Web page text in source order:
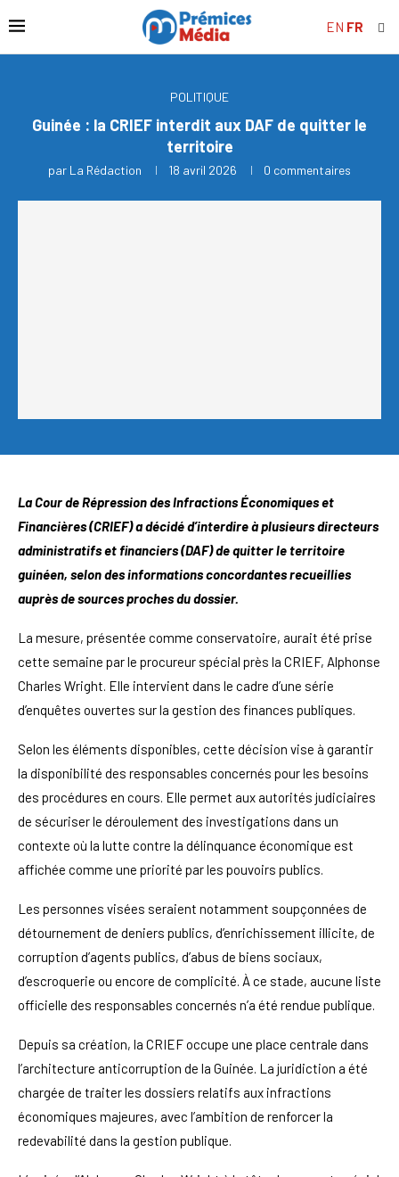
EN FR
POLITIQUE
Guinée : la CRIEF interdit aux DAF de quitter le
territoire
par La Rédaction 18 avril 2026 0 commentaires
La Cour de Répression des Infractions Économiques et
Financières (CRIEF) a décidé d’interdire à plusieurs directeurs
administratifs et financiers (DAF) de quitter le territoire
guinéen, selon des informations concordantes recueillies
auprès de sources proches du dossier.
La mesure, présentée comme conservatoire, aurait été prise
cette semaine par le procureur spécial près la CRIEF, Alphonse
Charles Wright. Elle intervient dans le cadre d’une série
d’enquêtes ouvertes sur la gestion des finances publiques.
Selon les éléments disponibles, cette décision vise à garantir
la disponibilité des responsables concernés pour les besoins
des procédures en cours. Elle permet aux autorités judiciaires
de sécuriser le déroulement des investigations dans un
contexte où la lutte contre la délinquance économique est
affichée comme une priorité par les pouvoirs publics.
Les personnes visées seraient notamment soupçonnées de
détournement de deniers publics, d’enrichissement illicite, de
corruption d’agents publics, d’abus de biens sociaux,
d’escroquerie ou encore de complicité. À ce stade, aucune liste
officielle des responsables concernés n’a été rendue publique.
Depuis sa création, la CRIEF occupe une place centrale dans
l’architecture anticorruption de la Guinée. La juridiction a été
chargée de traiter les dossiers relatifs aux infractions
économiques majeures, avec l’ambition de renforcer la
redevabilité dans la gestion publique.